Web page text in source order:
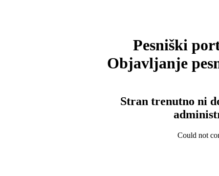
Pesniški
Objavljanje
Stran trenutno ni
Could not